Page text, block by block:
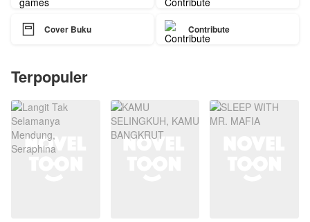
 Cover Buku Contribute
Terpopuler